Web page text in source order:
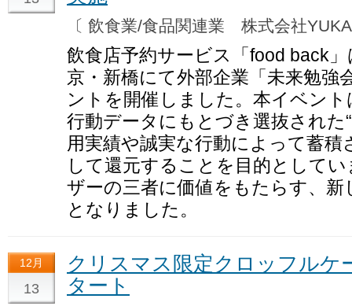
〔 飲食業/食品関連業 株式会社
飲食店予約サービス「food back
京・新橋にて外部企業「未来勉強
ントを開催しました。本イベン
行動データにもとづき選抜された
用実績や誠実な行動によって蓄
して還元することを目的として
ザーの三者に価値をもたらす、
となりました。
12月
13
クリスマス限定クロッフルケ
タート